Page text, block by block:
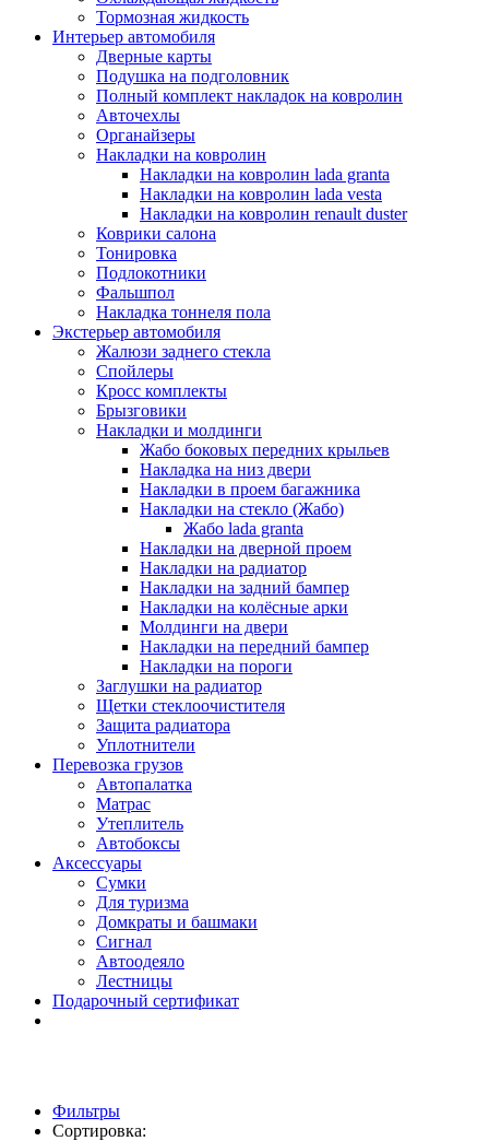
Тормозная жидкость
Интерьер автомобиля
Дверные карты
Подушка на подголовник
Полный комплект накладок на ковролин
Авточехлы
Органайзеры
Накладки на ковролин
Накладки на ковролин lada granta
Накладки на ковролин lada vesta
Накладки на ковролин renault duster
Коврики салона
Тонировка
Подлокотники
Фальшпол
Накладка тоннеля пола
Экстерьер автомобиля
Жалюзи заднего стекла
Спойлеры
Кросс комплекты
Брызговики
Накладки и молдинги
Жабо боковых передних крыльев
Накладка на низ двери
Накладки в проем багажника
Накладки на стекло (Жабо)
Жабо lada granta
Накладки на дверной проем
Накладки на радиатор
Накладки на задний бампер
Накладки на колёсные арки
Молдинги на двери
Накладки на передний бампер
Накладки на пороги
Заглушки на радиатор
Щетки стеклоочистителя
Защита радиатора
Уплотнители
Перевозка грузов
Автопалатка
Матрас
Утеплитель
Автобоксы
Аксессуары
Сумки
Для туризма
Домкраты и башмаки
Сигнал
Автоодеяло
Лестницы
Подарочный сертификат
Фильтры
Сортировка: